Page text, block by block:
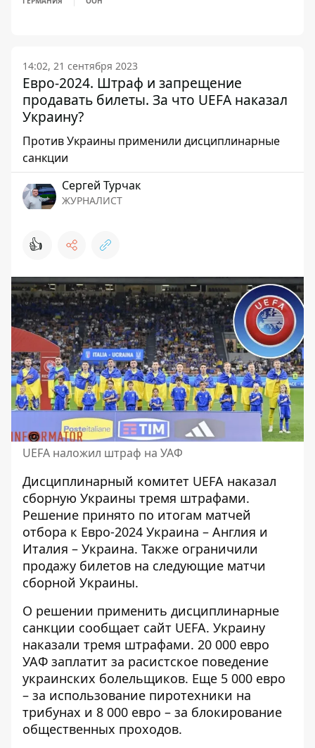
14:02, 21 сентября 2023
Евро-2024. Штраф и запрещение
продавать билеты. За что UEFA наказал
Украину?
Против Украины применили дисциплинарные
санкции
Сергей Турчак
ЖУРНАЛИСТ
👍
UEFA наложил штраф на УАФ
Дисциплинарный комитет UEFA наказал
сборную Украины тремя штрафами.
Решение принято по итогам матчей
отбора к Евро-2024 Украина – Англия и
Италия – Украина. Также ограничили
продажу билетов на следующие матчи
сборной Украины.
О решении применить дисциплинарные
санкции сообщает сайт UEFA. Украину
наказали тремя штрафами. 20 000 евро
УАФ заплатит за расистское поведение
украинских болельщиков. Еще 5 000 евро
– за использование пиротехники на
трибунах и 8 000 евро – за блокирование
общественных проходов.